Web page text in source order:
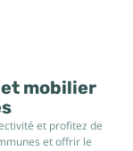
mobilier
et profitez de
et offrir le